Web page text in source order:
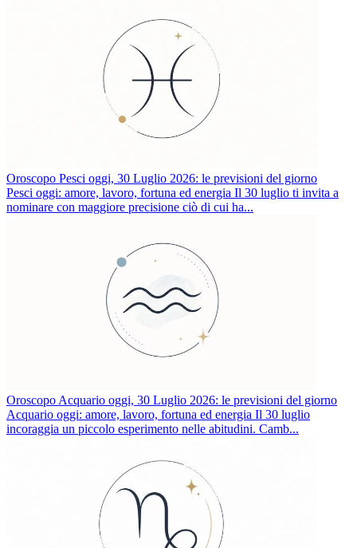
Oroscopo Pesci oggi, 30 Luglio 2026: le previsioni del giorno
Pesci oggi: amore, lavoro, fortuna ed energia Il 30 luglio ti invita a
nominare con maggiore precisione ciò di cui ha...
Oroscopo Acquario oggi, 30 Luglio 2026: le previsioni del giorno
Acquario oggi: amore, lavoro, fortuna ed energia Il 30 luglio
incoraggia un piccolo esperimento nelle abitudini. Camb...